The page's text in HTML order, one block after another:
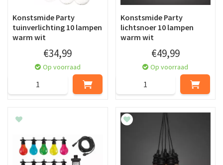
Konstsmide Party
tuinverlichting 10 lampen
warm wit
€34,99
Op voorraad
Konstsmide Party
lichtsnoer 10 lampen
warm wit
€49,99
Op voorraad